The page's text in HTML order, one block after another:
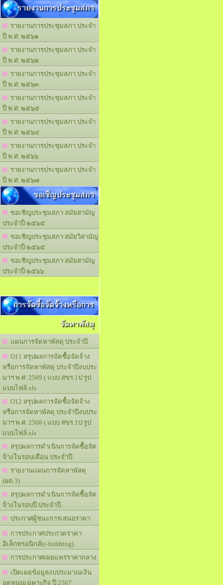
รายงานการประชุมสภา
รายงานการประชุมสภา ประจำ
ปี พ.ศ. ๒๕๖๑
รายงานการประชุมสภา ประจำ
ปี พ.ศ. ๒๕๖๒
รายงานการประชุมสภา ประจำ
ปี พ.ศ. ๒๕๖๓
รายงานการประชุมสภา ประจำ
ปี พ.ศ. ๒๕๖๕
รายงานการประชุมสภา ประจำ
ปี พ.ศ. ๒๕๖๔
รายงานการประชุมสภา ประจำ
ปี พ.ศ. ๒๕๖๖
รายงานการประชุมสภา ประจำ
ปี พ.ศ. ๒๕๖๗
ขอเชิญประชุมสภา
ขอเชิญประชุมสภา สมัยสามัญ
ประจำปี ๒๕๖๕
ขอเชิญประชุมสภา สมัยวิสามัญ
ประจำปี ๒๕๖๕
ขอเชิญประชุมสภา สมัยสามัญ
ประจำปี ๒๕๖๖
การจัดซื้อจัดจ้างหรือการ
จัดหาพัสดุ
แผนการจัดหาพัสดุ ประจำปี
O11 สรุปผลการจัดซื้อจัดจ้าง
หรือการจัดหาพัสดุ ประจำปีงบประ
มาฯ พ.ศ. 2569 ( แบบ สขร.1ป รูป
แบบไฟล์.xls
O12 สรุปผลการจัดซื้อจัดจ้าง
หรือการจัดหาพัสดุ ประจำปีงบประ
มาฯ พ.ศ. 2568 ( แบบ สขร.1ป รูป
แบบไฟล์.xls
สรุปผลการดำเนินการจัดซื้อจัด
จ้างในรอบเดือน ประจำปี
รายงานแผนการจัดหาพัสดุ
(ผด.3)
สรุปผลการดำเนินการจัดซื้อจัด
จ้างในรอบปี ประจำปี
ประกาศผู้ชนะการเสนอราคา
การประกาศประกวดราคา
อิเล็กทรอนิกส์(e-biddring)
การประกาศเผยแพร่ราคากลาง
เปิดเผยข้อมูลงบประมาณเงิน
อุดหนุนเฉพาะกิจ ปี 2567